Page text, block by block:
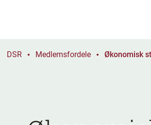
DSR Medlemsfordele Økonomisk